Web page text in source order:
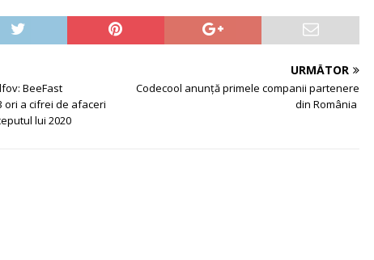
BeeFast
ori a cifrei de afaceri
lui 2020
URMĂTOR
Codecool anunță primele companii partenere
din România